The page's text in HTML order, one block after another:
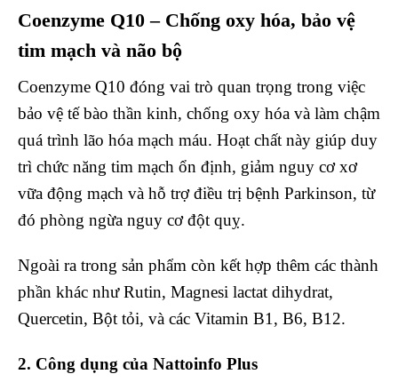
Coenzyme Q10 – Chống oxy hóa, bảo vệ
tim mạch và não bộ
Coenzyme Q10 đóng vai trò quan trọng trong việc
bảo vệ tế bào thần kinh, chống oxy hóa và làm chậm
quá trình lão hóa mạch máu. Hoạt chất này giúp duy
trì chức năng tim mạch ổn định, giảm nguy cơ xơ
vữa động mạch và hỗ trợ điều trị bệnh Parkinson, từ
đó phòng ngừa nguy cơ đột quỵ.
Ngoài ra trong sản phẩm còn kết hợp thêm các thành
phần khác như Rutin, Magnesi lactat dihydrat,
Quercetin, Bột tỏi, và các Vitamin B1, B6, B12.
2. Công dụng của Nattoinfo Plus